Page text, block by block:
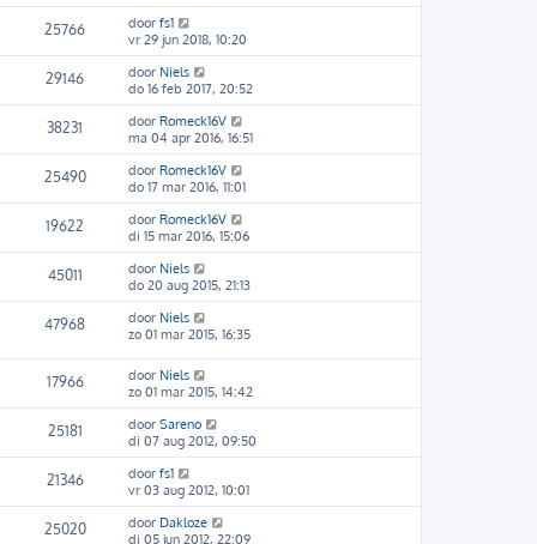
25766 door fs1
vr 29 jun 2018, 10:20
29146 door Niels
do 16 feb 2017, 20:52
38231 door Romeck16V
ma 04 apr 2016, 16:51
25490 door Romeck16V
do 17 mar 2016, 11:01
19622 door Romeck16V
di 15 mar 2016, 15:06
45011 door Niels
do 20 aug 2015, 21:13
47968 door Niels
zo 01 mar 2015, 16:35
17966 door Niels
zo 01 mar 2015, 14:42
25181 door Sareno
di 07 aug 2012, 09:50
21346 door fs1
vr 03 aug 2012, 10:01
25020 door Dakloze
di 05 jun 2012, 22:09